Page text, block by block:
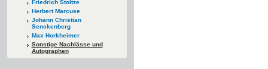
Friedrich Stoltze
Herbert Marcuse
Johann Christian
Senckenberg
Max Horkheimer
Sonstige Nachlässe und
Autographen